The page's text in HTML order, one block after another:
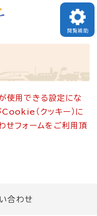
て本文へ
閲覧補助
合わせ
使用できる設定にな
（クッキー）に
せフォームをご利用頂